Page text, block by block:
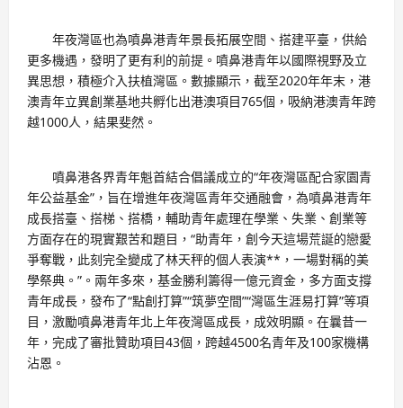
年夜灣區也為噴鼻港青年景長拓展空間、搭建平臺，供給
更多機遇，發明了更有利的前提。噴鼻港青年以國際視野及立
異思想，積極介入扶植灣區。數據顯示，截至2020年年末，港
澳青年立異創業基地共孵化出港澳項目765個，吸納港澳青年跨
越1000人，結果斐然。
噴鼻港各界青年魁首結合倡議成立的“年夜灣區配合家園青
年公益基金”，旨在增進年夜灣區青年交通融會，為噴鼻港青年
成長搭臺、搭梯、搭橋，輔助青年處理在學業、失業、創業等
方面存在的現實艱苦和題目，“助青年，創今天這場荒誕的戀愛
爭奪戰，此刻完全變成了林天秤的個人表演**，一場對稱的美
學祭典。”。兩年多來，基金勝利籌得一億元資金，多方面支撐
青年成長，發布了“點創打算”“筑夢空間”“灣區生涯易打算”等項
目，激勵噴鼻港青年北上年夜灣區成長，成效明顯。在曩昔一
年，完成了審批贊助項目43個，跨越4500名青年及100家機構
沾恩。